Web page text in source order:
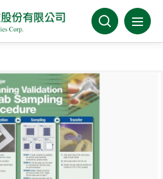
公司
最新消息
產品介紹
產業分類